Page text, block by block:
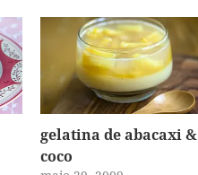
gelatina de abacaxi &
coco